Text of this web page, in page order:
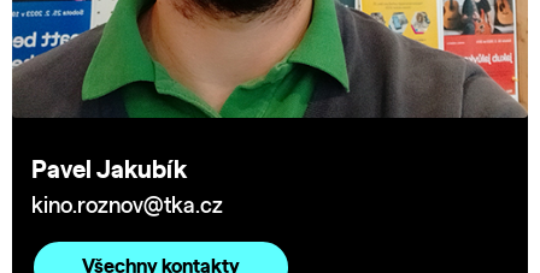
Pavel Jakubík
kino.roznov@tka.cz
Všechny kontakty